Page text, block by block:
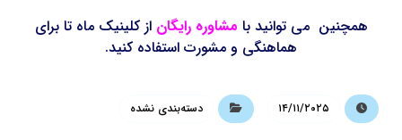
همچنین می توانید با مشاوره رایگان از کلینیک ماه تا برای
هماهنگی و مشورت استفاده کنید.
۱۴/۱۱/۲۰۲۵ دسته‌بندی نشده